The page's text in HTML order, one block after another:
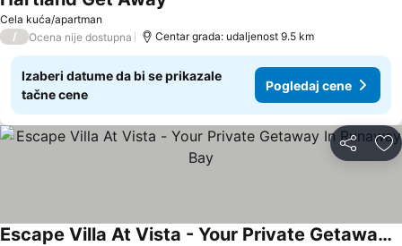
Cela kuća/apartman
/ Ocena nije dostupna Centar grada: udaljenost 9.5 km
Izaberi datume da bi se prikazale
tačne cene
Pogledaj cene
Deli
Escape Villa At Vista - Your Private Getaway In Runaway Bay